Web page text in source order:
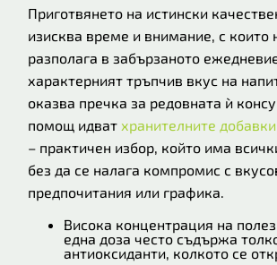
Приготвянето на истински
изисква време и внимание, с които
разполага в забързаното
характерният тръпчив вкус на
оказва пречка за редовната ѝ
помощ идват хранителните
– практичен избор, който има
без да се налага компромис с
предпочитания или графика.
Висока концентрация на
една доза често съдържа
антиоксиданти, колкото се